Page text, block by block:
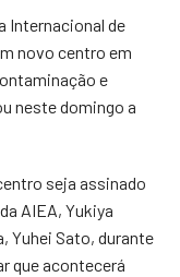
Internacional de
novo centro em
e
neste domingo a
seja assinado
AIEA, Yukiya
Yuhei Sato, durante
que acontecerá